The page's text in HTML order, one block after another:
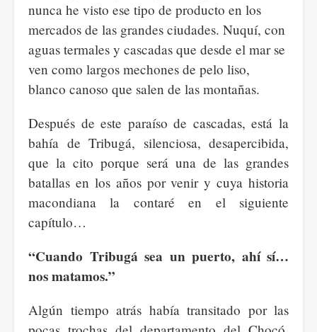
nunca he visto ese tipo de producto en los
mercados de las grandes ciudades. Nuquí, con
aguas termales y cascadas que desde el mar se
ven como largos mechones de pelo liso,
blanco canoso que salen de las montañas.
Después de este paraíso de cascadas, está la
bahía de Tribugá, silenciosa, desapercibida,
que la cito porque será una de las grandes
batallas en los años por venir y cuya historia
macondiana la contaré en el siguiente
capítulo…
“Cuando Tribugá sea un puerto, ahí sí…
nos matamos.”
Algún tiempo atrás había transitado por las